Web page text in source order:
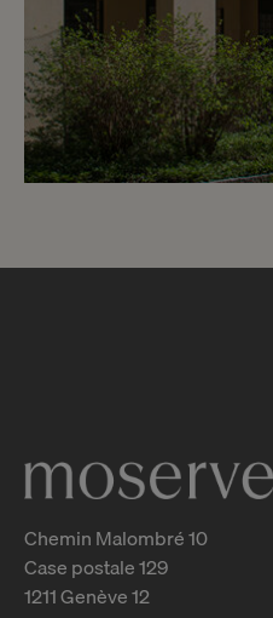
Chemin Malombré 10
Case postale 129
1211 Genève 12